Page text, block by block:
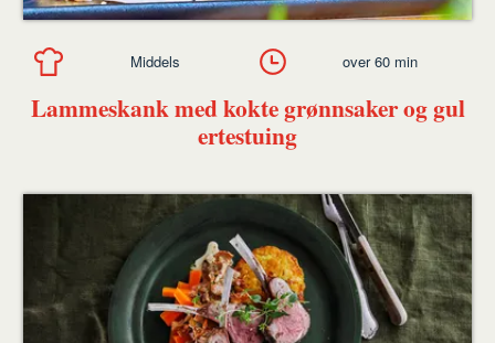
Lammeskank med kokte grønnsaker og gul
ertestuing
Middels over 60 min